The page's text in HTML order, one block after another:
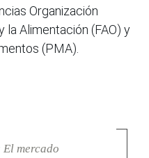
Organización
la Alimentación (FAO) y
(PMA).
El mercado